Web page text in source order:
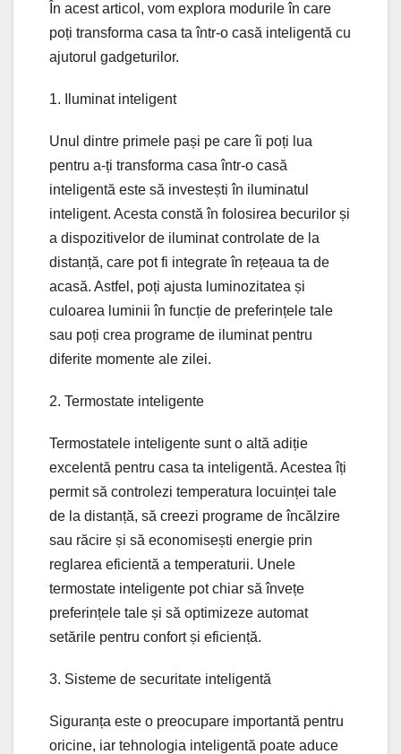
În acest articol, vom explora modurile în care
poți transforma casa ta într-o casă inteligentă cu
ajutorul gadgeturilor.
1. Iluminat inteligent
Unul dintre primele pași pe care îi poți lua
pentru a-ți transforma casa într-o casă
inteligentă este să investești în iluminatul
inteligent. Acesta constă în folosirea becurilor și
a dispozitivelor de iluminat controlate de la
distanță, care pot fi integrate în rețeaua ta de
acasă. Astfel, poți ajusta luminozitatea și
culoarea luminii în funcție de preferințele tale
sau poți crea programe de iluminat pentru
diferite momente ale zilei.
2. Termostate inteligente
Termostatele inteligente sunt o altă adiție
excelentă pentru casa ta inteligentă. Acestea îți
permit să controlezi temperatura locuinței tale
de la distanță, să creezi programe de încălzire
sau răcire și să economisești energie prin
reglarea eficientă a temperaturii. Unele
termostate inteligente pot chiar să învețe
preferințele tale și să optimizeze automat
setările pentru confort și eficiență.
3. Sisteme de securitate inteligentă
Siguranța este o preocupare importantă pentru
oricine, iar tehnologia inteligentă poate aduce